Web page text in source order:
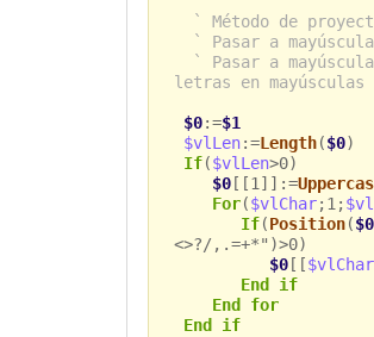
` Método de
` Pasar a
` Pasar a
letras en mayúsculas
$0:=$1
$vlLen:=Length($0)
If($vlLen>0)
$0[[1]]:=
For($vlChar;1;
If(Position($0
<>?/,.=+*")>0)
$0[[$vlChar
End if
End for
End if